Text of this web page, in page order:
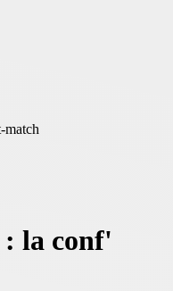
match
la conf'